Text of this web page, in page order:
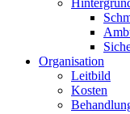
Organisation
Leitbild
Kosten